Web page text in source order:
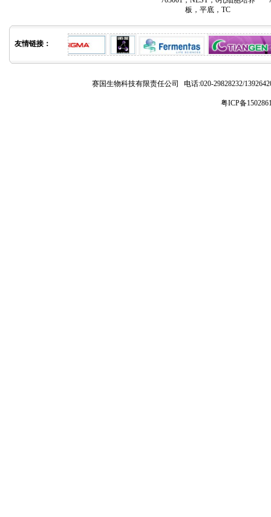
板，平底，TC
友情链接：
赛国生物科技有限责任公司 电话:020-29828232/
粤ICP备